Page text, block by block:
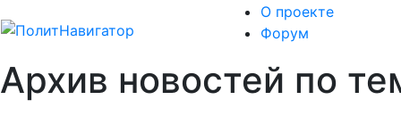
О проекте
Форум
Архив новостей по